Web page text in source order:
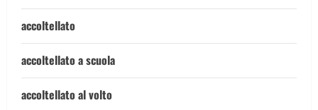
accoltellato
accoltellato a scuola
accoltellato al volto